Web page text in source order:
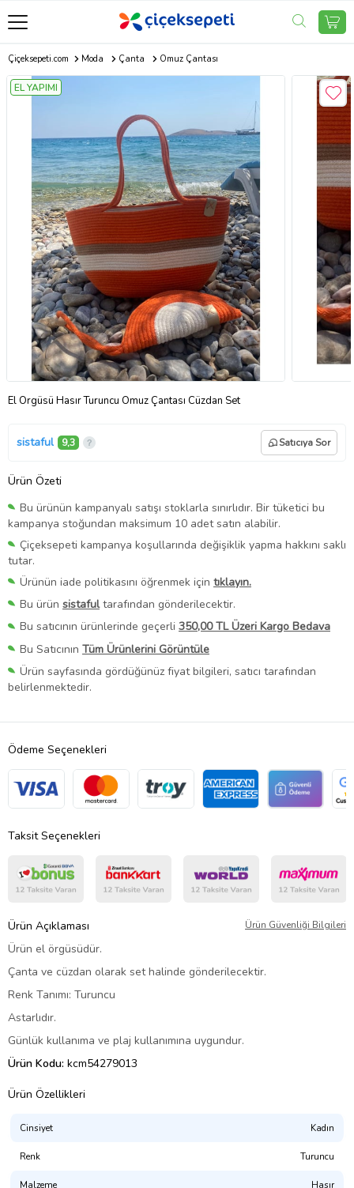
Çiçeksepeti.com Moda Çanta Omuz Çantası
EL YAPIMI
El Örgüsü Hasır Turuncu Omuz Çantası Cüzdan Set
sistaful 9,3 Satıcıya Sor
Ürün Özeti
Bu ürünün kampanyalı satışı stoklarla sınırlıdır. Bir tüketici bu
kampanya stoğundan maksimum 10 adet satın alabilir.
Çiçeksepeti kampanya koşullarında değişiklik yapma hakkını saklı
tutar.
Ürünün iade politikasını öğrenmek için tıklayın.
Bu ürün sistafultarafından gönderilecektir.
Bu satıcının ürünlerinde geçerli 350,00 TL Üzeri Kargo Bedava
Bu Satıcının Tüm Ürünlerini Görüntüle
Ürün sayfasında gördüğünüz fiyat bilgileri, satıcı tarafından
belirlenmektedir.
Ödeme Seçenekleri
Taksit Seçenekleri
Ürün Açıklaması Ürün Güvenliği Bilgileri
Ürün el örgüsüdür.
Çanta ve cüzdan olarak set halinde gönderilecektir.
Renk Tanımı: Turuncu
Astarlıdır.
Günlük kullanıma ve plaj kullanımına uygundur.
Ürün Kodu: kcm54279013
Ürün Özellikleri
Cinsiyet Kadın
Renk Turuncu
Malzeme Hasır